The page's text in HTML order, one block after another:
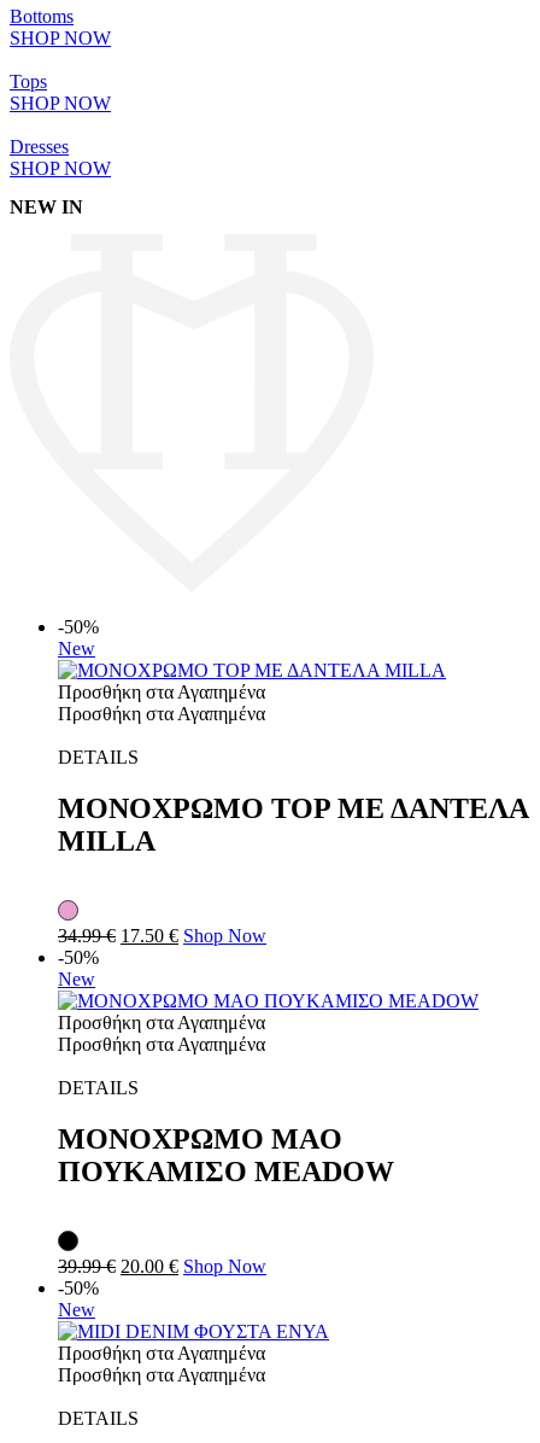
Bottoms
SHOP NOW
Tops
SHOP NOW
Dresses
SHOP NOW
NEW IN
-50%
New
Προσθήκη στα Αγαπημένα
Προσθήκη στα Αγαπημένα
DETAILS
ΜΟΝΟΧΡΩΜΟ TOP ΜΕ ΔΑΝΤΕΛΑ
MILLA
34.99€ 17.50 € Shop Now
-50%
New
Προσθήκη στα Αγαπημένα
Προσθήκη στα Αγαπημένα
DETAILS
ΜΟΝΟΧΡΩΜΟ MAO
ΠΟΥΚΑΜΙΣΟ MEADOW
39.99€ 20.00 € Shop Now
-50%
New
Προσθήκη στα Αγαπημένα
Προσθήκη στα Αγαπημένα
DETAILS